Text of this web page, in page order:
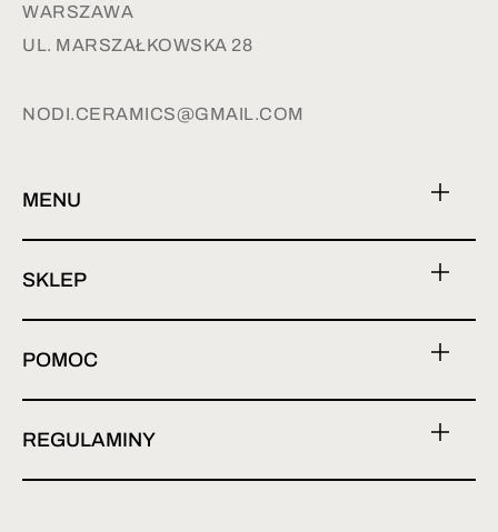
WARSZAWA
UL. MARSZAŁKOWSKA 28
NODI.CERAMICS@GMAIL.COM
MENU
SKLEP
POMOC
REGULAMINY